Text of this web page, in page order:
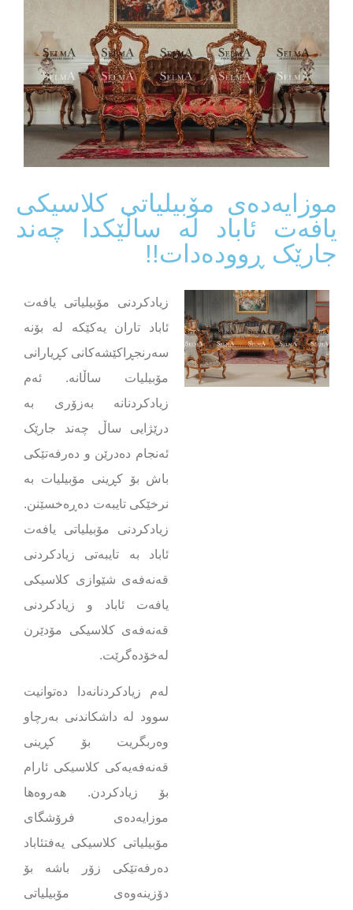
موزایەدەی مۆبیلیاتی کلاسیکی
یافەت ئاباد لە ساڵێکدا چەند
جارێک ڕوودەدات!!
زیادکردنی مۆبیلیاتی یافەت
ئاباد تاران یەکێکە لە بۆنە
سەرنجڕاکێشەکانی کڕیارانی
مۆبیلیات ساڵانە. ئەم
زیادکردنانە بەزۆری بە
درێژایی ساڵ چەند جارێک
ئەنجام دەدرێن و دەرفەتێکی
باش بۆ کڕینی مۆبیلیات بە
نرخێکی تایبەت دەڕەخسێنن.
زیادکردنی مۆبیلیاتی یافەت
ئاباد بە تایبەتی زیادکردنی
قەنەفەی شێوازی کلاسیکی
یافەت ئاباد و زیادکردنی
قەنەفەی کلاسیکی مۆدێرن
لەخۆدەگرێت.
لەم زیادکردنانەدا دەتوانیت
سوود لە داشکاندنی بەرچاو
وەربگریت بۆ کڕینی
قەنەفەیەکی کلاسیکی ئارام
بۆ زیادکردن. هەروەها
موزایەدەی فرۆشگای
مۆبیلیاتی کلاسیکی یەفتئاباد
دەرفەتێکی زۆر باشە بۆ
دۆزینەوەی مۆبیلیاتی